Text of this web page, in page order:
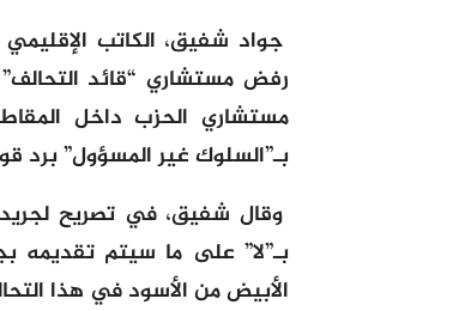
جواد شفيق، الكاتب
رفض مستشاري “قائد
مستشاري الحزب داخل
بـ”السلوك غير المسؤول” برد
وقال شفيق، في تصريح
بـ”لا” على ما سيتم تقديمه
الأبيض من الأسود في هذا